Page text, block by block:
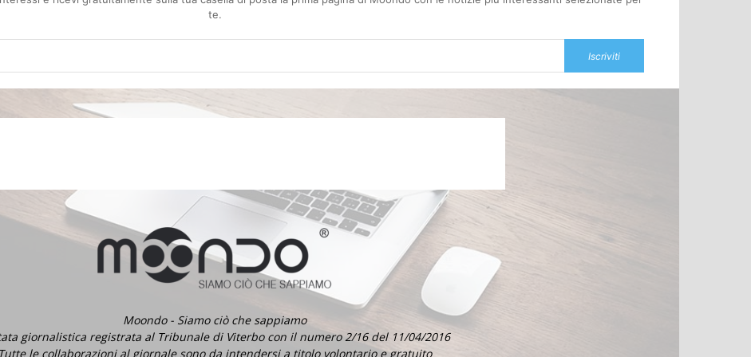
te.
Iscriviti
Moondo - Siamo ciò che sappiamo
giornalistica registrata al Tribunale di Viterbo con il numero 2/16 del 11/04/2016
Tutte le collaborazioni al giornale sono da intendersi a titolo volontario e gratuito